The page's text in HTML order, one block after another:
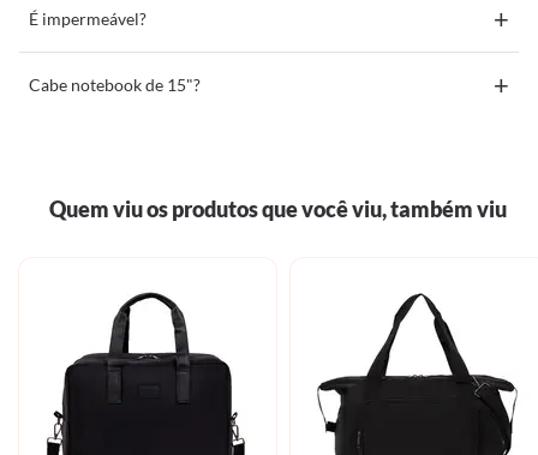
É impermeável? +
Cabe notebook de 15"? +
Quem viu os produtos que você viu, também viu